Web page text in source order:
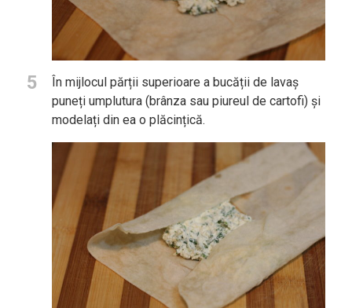
5
În mijlocul părții superioare a bucății de lavaș
puneți umplutura (brânza sau piureul de cartofi) și
modelați din ea o plăcințică.